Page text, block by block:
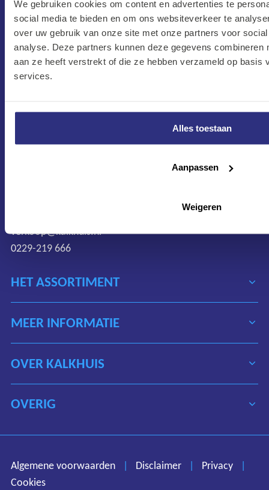
We gebruiken cookies om content en advertenties te
social media te bieden en om ons websiteverkeer te
over uw gebruik van onze site met onze partners voor
analyse. Deze partners kunnen deze gegevens combineren
aan ze heeft verstrekt of die ze hebben verzameld op basis
services.
Alles toestaan
Aanpassen
Weigeren
Disclaimer
Privacy
HET ASSORTIMENT
MEER INFORMATIE
OVER KALKHUIS
CONTACT
7:30 –17:00
8:00 –13:00
verkoop@kalkhuis.nl
0229-219 666
OVERIG
Algemene voorwaarden | Disclaimer | Privacy
|
Cookies